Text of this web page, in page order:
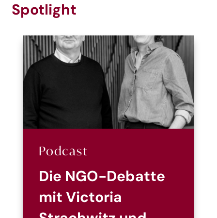
Spotlight
Podcast
Die NGO-Debatte
mit Victoria